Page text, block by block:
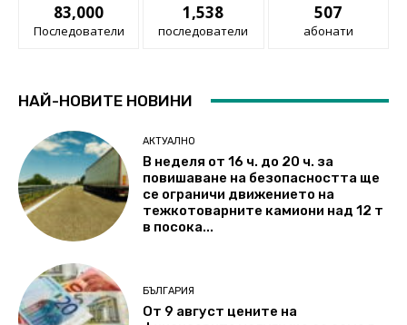
83,000
Последователи
1,538
последователи
507
абонати
НАЙ-НОВИТЕ НОВИНИ
АКТУАЛНО
В неделя от 16 ч. до 20 ч. за
повишаване на безопасността ще
се ограничи движението на
тежкотоварните камиони над 12 т
в посока...
БЪЛГАРИЯ
От 9 август цените на